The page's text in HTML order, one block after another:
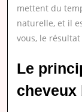
mettent du
naturelle, et il
vous, le
Le
cheveux